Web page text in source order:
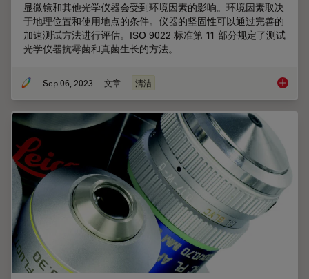
显微镜和其他光学仪器会受到环境因素的影响。环境因素取决
于地理位置和使用地点的条件。仪器的坚固性可以通过完善的
加速测试方法进行评估。ISO 9022 标准第 11 部分规定了测试
光学仪器抗霉菌和真菌生长的方法。
Sep 06, 2023 文章 清洁 ISO